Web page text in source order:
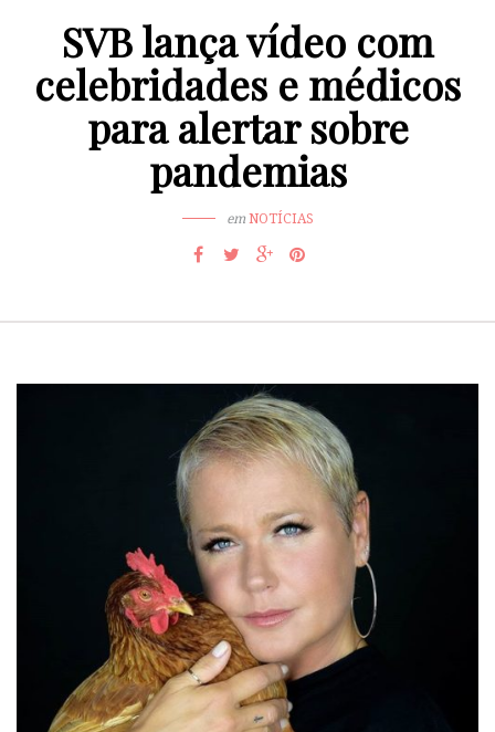
SVB lança vídeo com
celebridades e médicos
para alertar sobre
pandemias
emNOTÍCIAS